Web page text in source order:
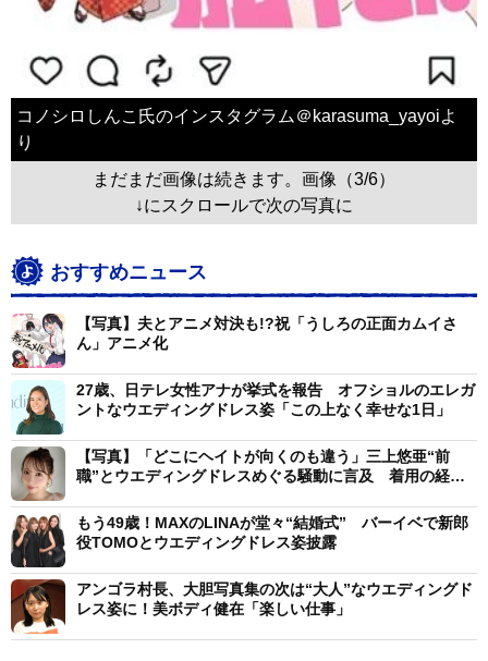
コノシロしんこ氏のインスタグラム＠karasuma_yayoiよ
り
まだまだ画像は続きます。画像（3/6）
↓にスクロールで次の写真に
おすすめニュース
【写真】夫とアニメ対決も!?祝「うしろの正面カムイさ
ん」アニメ化
27歳、日テレ女性アナが挙式を報告 オフショルのエレガ
ントなウエディングドレス姿「この上なく幸せな1日」
【写真】「どこにヘイトが向くのも違う」三上悠亜“前
職”とウエディングドレスめぐる騒動に言及 着用の経緯
もう49歳！MAXのLINAが堂々“結婚式” バーイベで新郎
役TOMOとウエディングドレス姿披露
アンゴラ村長、大胆写真集の次は“大人”なウエディングド
レス姿に！美ボディ健在「楽しい仕事」